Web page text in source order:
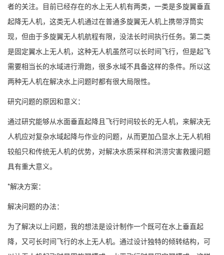
者的关注。目前已经存在的水上无人机有两类，一类是多旋翼垂直
起降无人机，这类无人机通过在普通多旋翼无人机上携带浮筒实
现，但由于多旋翼无人机航程有限，没法长时间执行任务。第二类
是固定翼水上无人机，这种无人机虽然可以长时间飞行，但是起飞
需要相当长的水域进行滑跑，很多水域不具备这样的条件。所以这
两种无人机在解决水上问题时都有很大局限性。
研究问题的原因和意义：
通过研究能够从水面垂直起降且飞行时间较长的无人机，来解决无
人机应对复杂水域起降与作业的问题，从而更加凸显水上无人机相
较船只和传统无人机的优势，对解决水质采样和洪涝灾害救援问题
具有重大意义。
*解决方案：
解决问题的办法：
为了解决以上问题，我的想法是设计制作一个既可在水上垂直起
降，又可长时间飞行的水上无人机。通过设计独特的倾转结构，可